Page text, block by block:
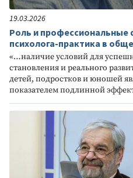
19.03.2026
Роль и профессиональные
психолога-практика в
«…наличие условий для
становления и реального
детей, подростков и юношей
показателем подлинной